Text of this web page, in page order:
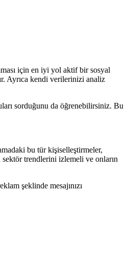
için en iyi yol aktif bir sosyal
Ayrıca kendi verilerinizi analiz
sorduğunu da öğrenebilirsiniz. Bu
bu tür kişiselleştirmeler,
sektör trendlerini izlemeli ve onların
şeklinde mesajınızı